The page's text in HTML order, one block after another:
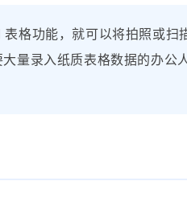
格功能，就可以将拍照或
量录入纸质表格数据的办公